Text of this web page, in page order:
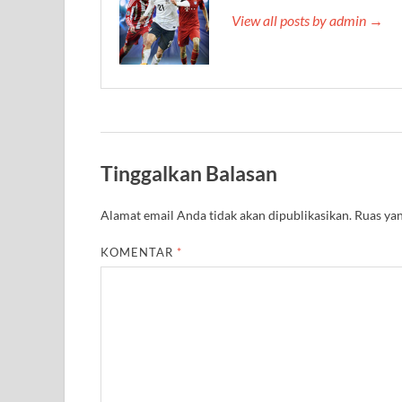
View all posts by admin →
Tinggalkan Balasan
Alamat email Anda tidak akan dipublikasikan. Ruas
KOMENTAR *